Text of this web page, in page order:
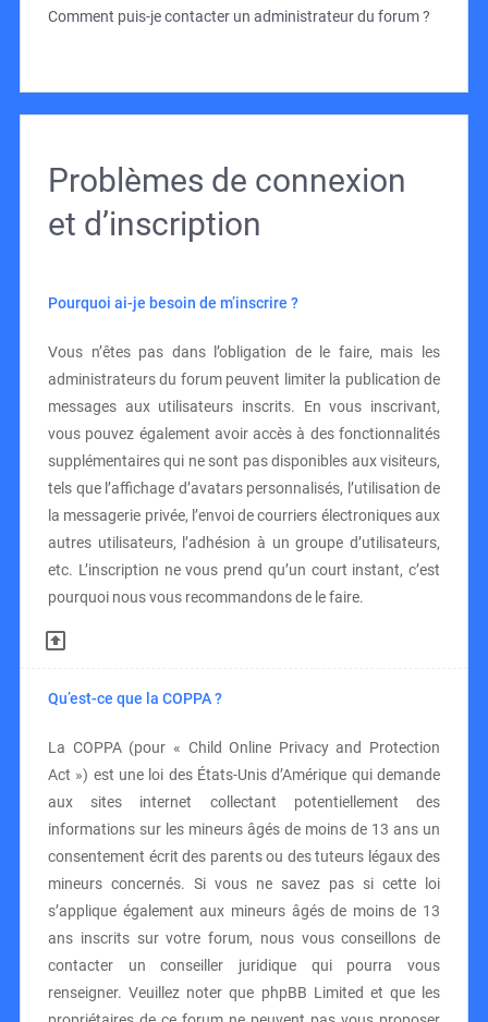
Comment puis-je contacter un administrateur du forum ?
Problèmes de connexion
et d’inscription
Pourquoi ai-je besoin de m’inscrire ?
Vous n’êtes pas dans l’obligation de le faire, mais les
administrateurs du forum peuvent limiter la publication de
messages aux utilisateurs inscrits. En vous inscrivant,
vous pouvez également avoir accès à des fonctionnalités
supplémentaires qui ne sont pas disponibles aux visiteurs,
tels que l’affichage d’avatars personnalisés, l’utilisation de
la messagerie privée, l’envoi de courriers électroniques aux
autres utilisateurs, l’adhésion à un groupe d’utilisateurs,
etc. L’inscription ne vous prend qu’un court instant, c’est
pourquoi nous vous recommandons de le faire.
Qu’est-ce que la COPPA ?
La COPPA (pour « Child Online Privacy and Protection
Act ») est une loi des États-Unis d’Amérique qui demande
aux sites internet collectant potentiellement des
informations sur les mineurs âgés de moins de 13 ans un
consentement écrit des parents ou des tuteurs légaux des
mineurs concernés. Si vous ne savez pas si cette loi
s’applique également aux mineurs âgés de moins de 13
ans inscrits sur votre forum, nous vous conseillons de
contacter un conseiller juridique qui pourra vous
renseigner. Veuillez noter que phpBB Limited et que les